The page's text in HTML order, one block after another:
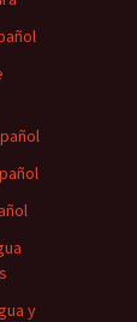
y